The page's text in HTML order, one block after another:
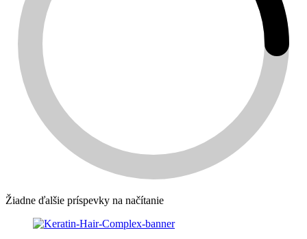
Žiadne ďalšie príspevky na načítanie